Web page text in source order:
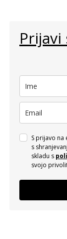
Prijavi
S prijavo na
s
skladu s
svojo